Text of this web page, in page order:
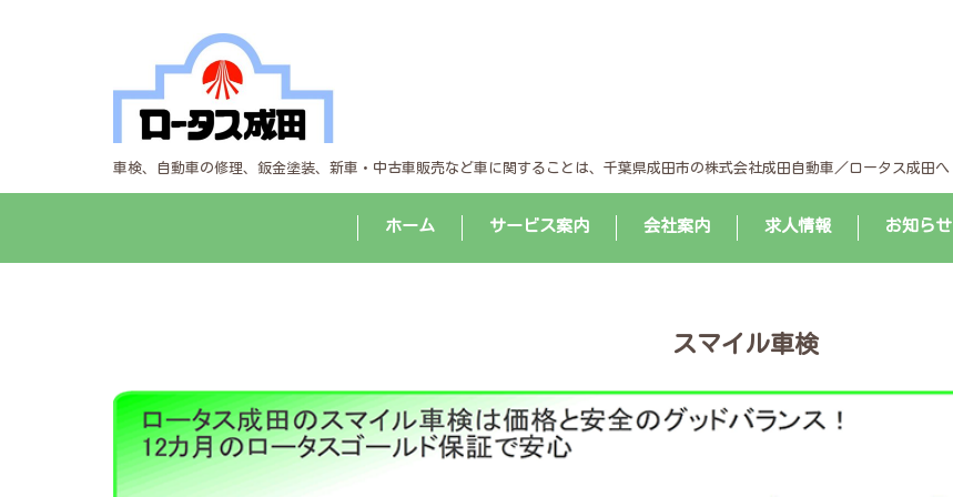
車検、自動車の修理、鈑金塗装、新車・中古車販売など車に関することは、千葉県成田市の株式会社成田自動車／ロータス成田へ
ホーム サービス案内 会社案内 求人情報 お知らせ
スマイル車検